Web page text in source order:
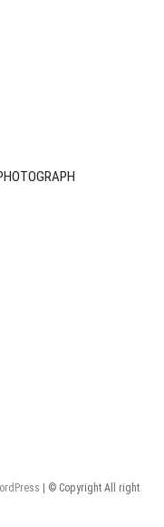
| © Copyright All right